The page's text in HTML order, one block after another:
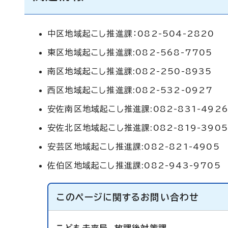
中区地域起こし推進課：082-504-2820
東区地域起こし推進課:082-568-7705
南区地域起こし推進課:082-250-8935
西区地域起こし推進課:082-532-0927
安佐南区地域起こし推進課:082-831-4926
安佐北区地域起こし推進課:082-819-3905
安芸区地域起こし推進課:082-821-4905
佐伯区地域起こし推進課:082-943-9705
このページに関する お問い合わせ